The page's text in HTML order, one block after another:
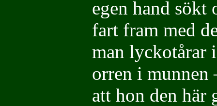
egen hand
fart fram med
man lyckotårar
orren i munnen
att hon den här